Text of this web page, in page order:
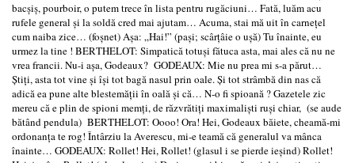
bacşiş, pourboir, o putem trece în lista pentru rugăciuni… Fată, luăm acu
rufele general şi la soldă cred mai ajutam… Acuma, stai mă uit în carneţel
cum naiba zice… (foşnet) Aşa: „Hai!” (paşi; scârţâie o uşă) Tu înainte, eu
urmez la tine ! BERTHELOT: Simpatică totuşi fătuca asta, mai ales că nu ne
vrea francii. Nu-i aşa, Godeaux? GODEAUX: Mie nu prea mi s-a părut…
Ştiţi, asta tot vine şi îşi tot bagă nasul prin oale. Şi tot strâmbă din nas că
adică ea pune alte blestemăţii în oală şi că… N-o fi spioană ? Gazetele zic
mereu că e plin de spioni memţi, de răzvrătiţi maximalişti ruşi chiar, (se aude
bătând pendula) BERTHELOT: Oooo! Ora! Hei, Godeaux băiete, cheamă-mi
ordonanţa te rog! Întârziu la Averescu, mi-e teamă că generalul va mânca
înainte… GODEAUX: Rollet! Hei, Rollet! (glasul i se pierde ieşind) Rollet!